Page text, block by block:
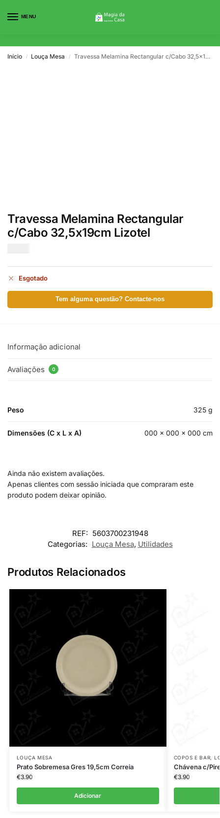
MENU
Início / Louça Mesa / Travessa Melamina Rectangular c/Cabo 32,5x19cm Lizotel
Travessa Melamina Rectangular
c/Cabo 32,5x19cm Lizotel
Esgotado
Tem alguma questão? Contacte-nos
Informação adicional
Avaliações 0
Peso 325 g
Dimensões (C x L x A) 000 × 000 × 000 cm
Ainda não existem avaliações.
Apenas clientes com sessão iniciada que compraram este
produto podem deixar opinião.
REF: 5603700231948
Categorias: Louça Mesa, Utilidades
Produtos Relacionados
LOUÇA MESA
Prato Sobremesa Gres 19,5cm Correia
€3.90
Adicionar
COPOS E BAR,
Chávena c/
€3.90